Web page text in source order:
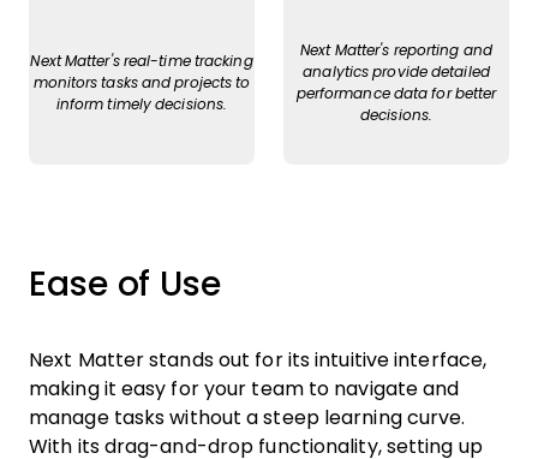
Next Matter's real-time tracking
monitors tasks and projects to
inform timely decisions.
Next Matter's reporting and
analytics provide detailed
performance data for better
decisions.
Ease of Use
Next Matter stands out for its intuitive interface,
making it easy for your team to navigate and
manage tasks without a steep learning curve.
With its drag-and-drop functionality, setting up